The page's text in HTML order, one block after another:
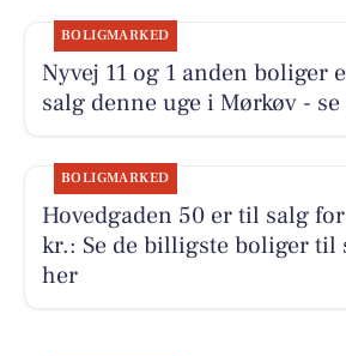
BOLIGMARKED
Nyvej 11 og 1 anden boliger
salg denne uge i Mørkøv -
BOLIGMARKED
Hovedgaden 50 er til salg
kr.: Se de billigste boliger til
her